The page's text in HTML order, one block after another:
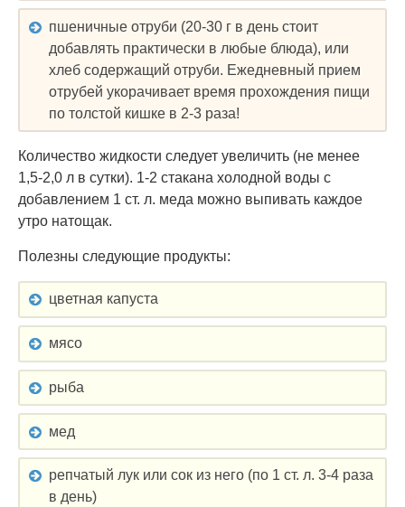
пшеничные отруби (20-30 г в день стоит
добавлять практически в любые блюда), или
хлеб содержащий отруби. Ежедневный прием
отрубей укорачивает время прохождения пищи
по толстой кишке в 2-3 раза!
Количество жидкости следует увеличить (не менее
1,5-2,0 л в сутки). 1-2 стакана холодной воды с
добавлением 1 ст. л. меда можно выпивать каждое
утро натощак.
Полезны следующие продукты:
цветная капуста
мясо
рыба
мед
репчатый лук или сок из него (по 1 ст. л. 3-4 раза
в день)